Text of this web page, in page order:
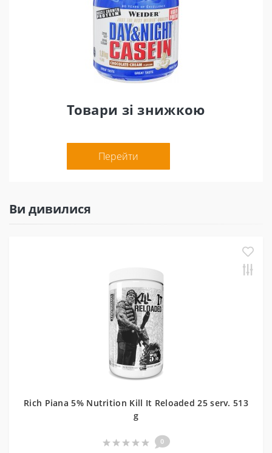
Товари зі знижкою
Перейти
Ви дивилися
Rich Piana 5% Nutrition Kill It Reloaded 25 serv. 513
g
0